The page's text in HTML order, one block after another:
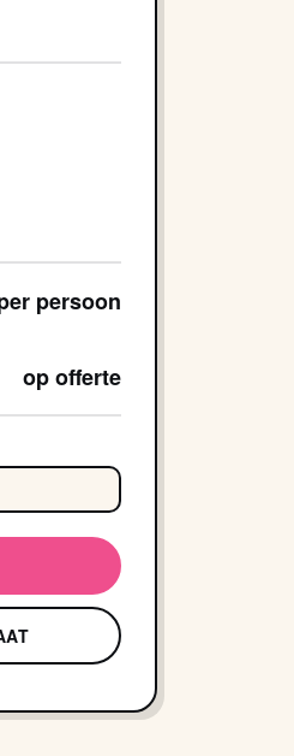
persoon
op offerte